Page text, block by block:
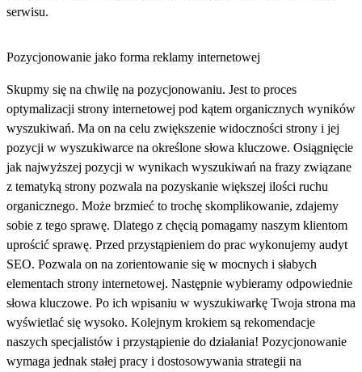
serwisu.
Pozycjonowanie jako forma reklamy internetowej
Skupmy się na chwilę na pozycjonowaniu. Jest to proces
optymalizacji strony internetowej pod kątem organicznych wyników
wyszukiwań. Ma on na celu zwiększenie widoczności strony i jej
pozycji w wyszukiwarce na określone słowa kluczowe. Osiągnięcie
jak najwyższej pozycji w wynikach wyszukiwań na frazy związane
z tematyką strony pozwala na pozyskanie większej ilości ruchu
organicznego. Może brzmieć to trochę skomplikowanie, zdajemy
sobie z tego sprawę. Dlatego z chęcią pomagamy naszym klientom
uprościć sprawę. Przed przystąpieniem do prac wykonujemy audyt
SEO. Pozwala on na zorientowanie się w mocnych i słabych
elementach strony internetowej. Następnie wybieramy odpowiednie
słowa kluczowe. Po ich wpisaniu w wyszukiwarkę Twoja strona ma
wyświetlać się wysoko. Kolejnym krokiem są rekomendacje
naszych specjalistów i przystąpienie do działania! Pozycjonowanie
wymaga jednak stałej pracy i dostosowywania strategii na